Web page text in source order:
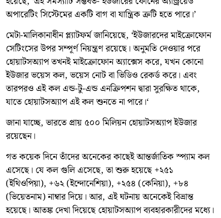
অপারেটিং সিস্টেমের একটি বাগ বা যান্ত্রিক ত্রুটি হতে পারে।’
মেটা-মালিকানাধীন প্ল্যাটফর্ম জানিয়েছে, ‘ইউজারদের মাইক্রোফোন
সেটিংসের উপর সম্পূর্ণ নিয়ন্ত্রণ রয়েছে। অনুমতি দেওয়ার পরে
হোয়াটসঅ্যাপ তখনই মাইক্রোফোন অ্যাক্সেস করে, যখন কোনো
ইউজার ভয়েস কল, ভয়েস নোট বা ভিডিও রেকর্ড করে। এবং
তারপরও এই কল এন্ড-টু-এন্ড এনক্রিপশন দ্বারা সুরক্ষিত থাকে,
যাতে হোয়াটসঅ্যাপ এই কল শুনতে না পারে।‘
জানা যাচ্ছে, ভারতে প্রায় ৫০০ মিলিয়ন হোয়াটসঅ্যাপ ইউজার
রয়েছেন।
গত কয়েক দিনে তাঁদের অনেকের কাছেই আন্তর্জাতিক স্প্যাম কল
এসেছে। যে কল গুলি এসেছে, তা শুরু হয়েছে +২৫১
(ইথিওপিয়া), +৬২ (ইন্দোনেশিয়া), +২৫৪ (কেনিয়া), +৮৪
(ভিয়েতনাম) নাম্বার দিয়ে। আর, এই ঘটনায় অনেকেই বিভ্রান্ত
হয়েছে। আতঙ্ক দেখা দিয়েছে হোয়াটসঅ্যাপ ব্যবহারকারীদের মধ্যে।